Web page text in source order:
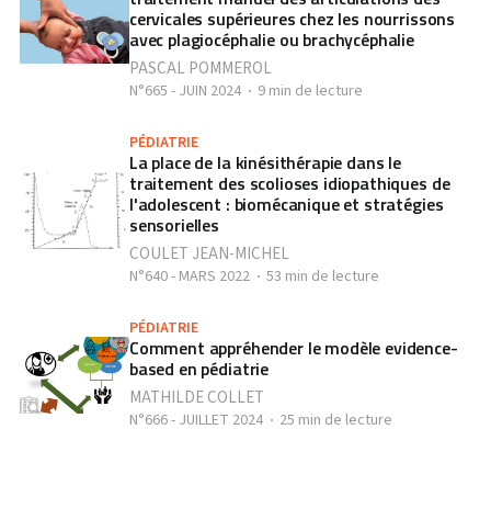
cervicales supérieures chez les nourrissons
avec plagiocéphalie ou brachycéphalie
PASCAL POMMEROL
N°665 - JUIN 2024 9 min de lecture
PÉDIATRIE
La place de la kinésithérapie dans le
traitement des scolioses idiopathiques de
l'adolescent : biomécanique et stratégies
sensorielles
COULET JEAN-MICHEL
N°640 - MARS 2022 53 min de lecture
PÉDIATRIE
Comment appréhender le modèle evidence-
based en pédiatrie
MATHILDE COLLET
N°666 - JUILLET 2024 25 min de lecture